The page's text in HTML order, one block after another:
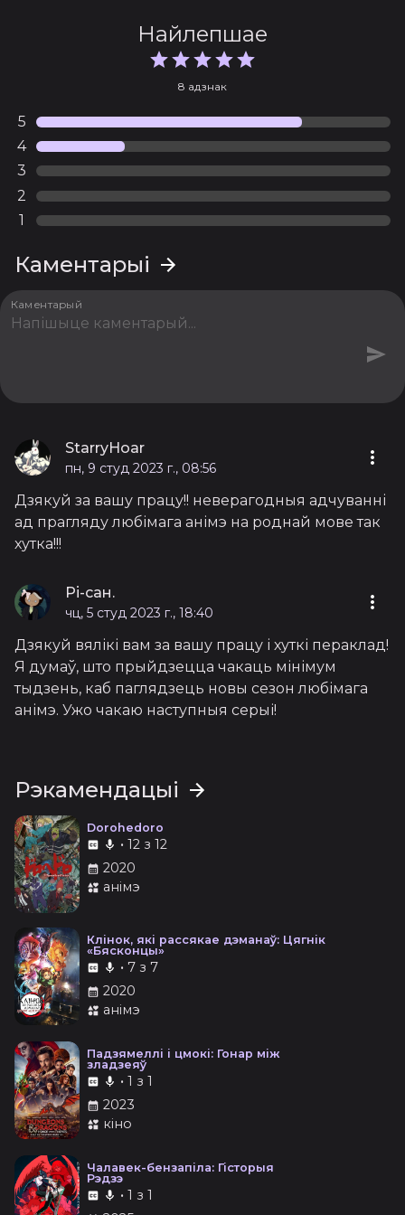
Апублікава 30.03.2023
Найлепшае
8 адзнак
5
4
3
2
1
Каментарыі
Каментарый
StarryHoar
пн, 9 студ 2023 г., 08:56
Дзякуй за вашу працу!! неверагодныя адчуванні
ад прагляду любімага анімэ на роднай мове так
хутка!!!
Рі-сан.
чц, 5 студ 2023 г., 18:40
Дзякуй вялікі вам за вашу працу і хуткі пераклад!
Я думаў, што прыйдзецца чакаць мінімум
тыдзень, каб паглядзець новы сезон любімага
анімэ. Ужо чакаю наступныя серыі!
Рэкамендацыі
Dorohedoro
• 12 з 12
2020
анімэ
Клінок, які рассякае дэманаў: Цягнік
«Бясконцы»
• 7 з 7
2020
анімэ
Падзямеллі і цмокі: Гонар між
зладзеяў
• 1 з 1
2023
кіно
Чалавек-бензапіла: Гісторыя
Рэдзэ
• 1 з 1